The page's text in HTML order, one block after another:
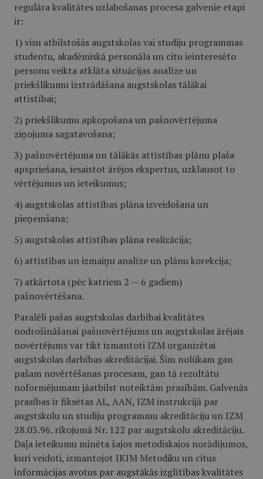
regulāra kvalitātes uzlabošanas procesa galvenie etapi
ir:
1) visu atbilstošās augstskolas vai studiju programmas
studentu, akadēmiskā personāla un citu ieinteresēto
personu veikta atklāta situācijas analīze un
priekšlikumu izstrādāšana augstskolas tālākai
attīstībai;
2) priekšlikumu apkopošana un pašnovērtējuma
ziņojuma sagatavošana;
3) pašnovērtējuma un tālākās attīstības plānu plaša
apspriešana, iesaistot ārējos ekspertus, uzklausot to
vērtējumus un ieteikumus;
4) augstskolas attīstības plāna izveidošana un
pieņemšana;
5) augstskolas attīstības plāna realizācija;
6) attīstības un izmaiņu analīze un plānu korekcija;
7) atkārtota (pēc katriem 2 — 6 gadiem)
pašnovērtēšana.
Paralēli pašas augstskolas darbībai kvalitātes
nodrošināšanai pašnovērtējums un augstskolas ārējais
novērtējums var tikt izmantoti IZM organizētai
augstskolas darbības akreditācijai. Šim nolūkam gan
pašam novērtēšanas procesam, gan tā rezultātu
noformējumam jāatbilst noteiktām prasībām. Galvenās
prasības ir fiksētas AL, AAN, IZM instrukcijā par
augstskolu un studiju programmu akreditāciju un IZM
28.03.96. rīkojumā Nr. 122 par augstskolu akreditāciju.
Daļa ieteikumu minēta šajos metodiskajos norādījumos,
kuri veidoti, izmantojot IKIM Metodiku un citus
informācijas avotus par augstākās izglītības kvalitātes